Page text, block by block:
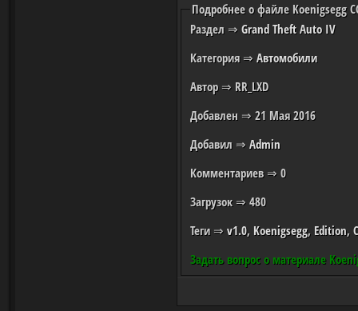
Подробнее о файле Koenigsegg
Раздел ⇒Grand Theft Auto IV
Категория⇒Автомобили
Автор⇒ RR_LXD
Добавлен ⇒ 21 Мая 2016
Добавил ⇒Admin
Комментариев⇒ 0
Загрузок⇒ 480
Теги ⇒v1.0, Koenigsegg, Edition,
Задать вопрос о материале